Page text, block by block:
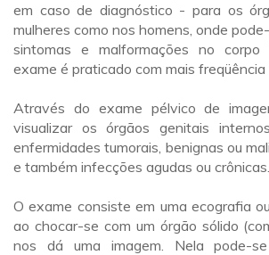
em caso de diagnóstico - para os
mulheres como nos homens, onde
sintomas e malformações no corpo
exame é praticado com mais
Através do exame pélvico de
visualizar os órgãos genitais
enfermidades tumorais, benignas ou
e também infecções agudas ou crônicas.
O exame consiste em uma ecografia
ao chocar-se com um órgão sólido
nos dá uma imagem. Nela pode-